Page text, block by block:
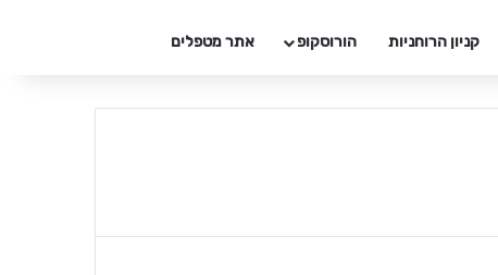
קניון הרוחניות הורוסקופ אתר מטפלים